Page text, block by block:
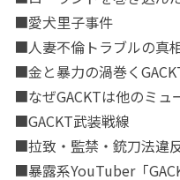
■愛犬里子事件
■人妻不倫トラブルの真
■金と暴力の渦巻く
■なぜGACKTは他のミュ
■GACKT武装戦線
■拉致・監禁・銃刀法違
■暴露系YouTuber「